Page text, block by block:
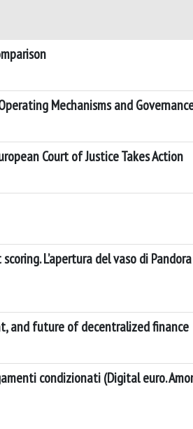
Mechanisms and
Court of Justice Takes Action
L’apertura del vaso di
and future of decentralized finance
condizionati (Digital euro.